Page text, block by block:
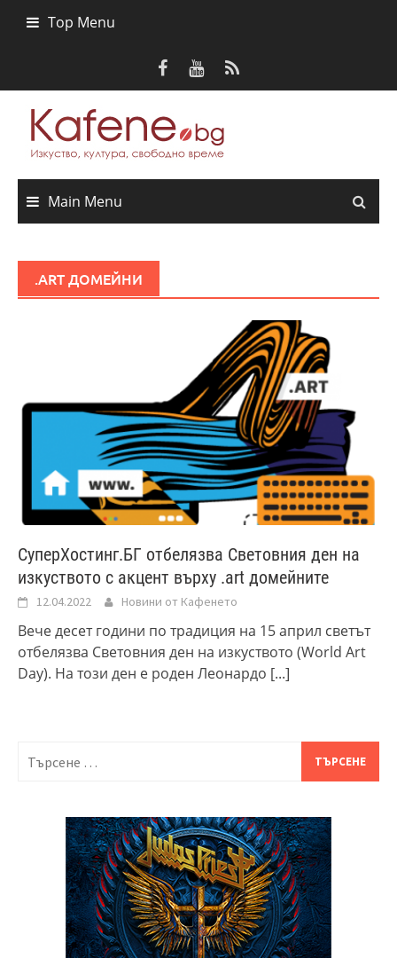
Top Menu
Main Menu
.ART ДОМЕЙНИ
СуперХостинг.БГ отбелязва Световния ден на
изкуството с акцент върху .art домейните
12.04.2022 Новини от Кафенето
Вече десет години по традиция на 15 април светът
отбелязва Световния ден на изкуството (World Art
Day). На този ден е роден Леонардо [...]
за: